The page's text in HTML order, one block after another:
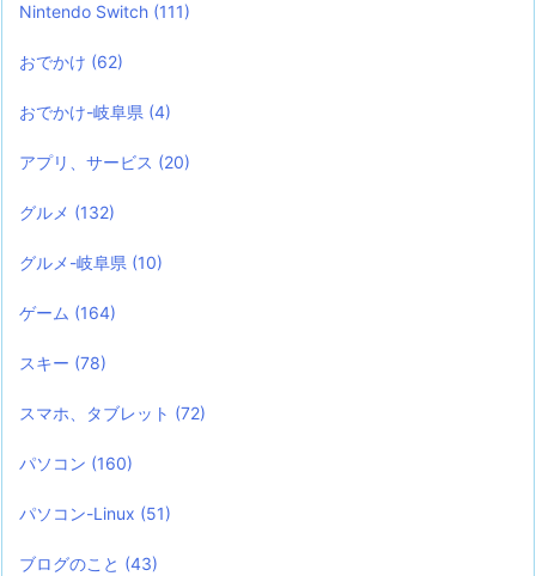
Nintendo Switch (111)
おでかけ (62)
おでかけ-岐阜県 (4)
アプリ、サービス (20)
グルメ (132)
グルメ-岐阜県 (10)
ゲーム (164)
スキー (78)
スマホ、タブレット (72)
パソコン (160)
パソコン-Linux (51)
ブログのこと (43)